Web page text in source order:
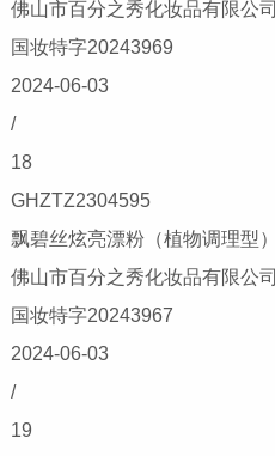
佛山市百分之秀化妆品有限公司
国妆特字20243969
2024-06-03
/
18
GHZTZ2304595
飘碧丝炫亮漂粉（植物调理型）
佛山市百分之秀化妆品有限公司
国妆特字20243967
2024-06-03
/
19